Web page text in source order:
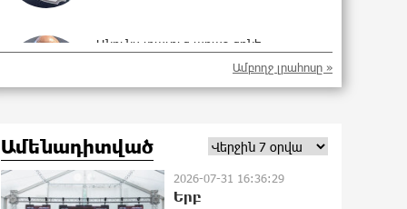
Անունս տալուց առաջ գոնե
լվացվեք․ Էդմոն Մարուքյան
Այսօր մենք ունենք մի իրավիճակ,
երբ որ բանտերը լիքն են
քաղբանտարկյալներով, նորերին
Ամբողջ լրահոսը »
Ամենադիտված
2026-07-31 16:36:29
Երբ